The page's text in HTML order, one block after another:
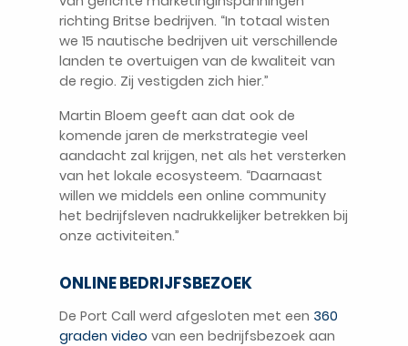
richting Britse bedrijven. “In totaal wisten
we 15 nautische bedrijven uit verschillende
landen te overtuigen van de kwaliteit van
de regio. Zij vestigden zich hier.”
Martin Bloem geeft aan dat ook de
komende jaren de merkstrategie veel
aandacht zal krijgen, net als het versterken
van het lokale ecosysteem. “Daarnaast
willen we middels een online community
het bedrijfsleven nadrukkelijker betrekken bij
onze activiteiten.”
ONLINE BEDRIJFSBEZOEK
De Port Call werd afgesloten met een 360
graden video van een bedrijfsbezoek aan